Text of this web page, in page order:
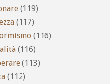
(119)
(117)
(116)
(116)
(113)
(112)